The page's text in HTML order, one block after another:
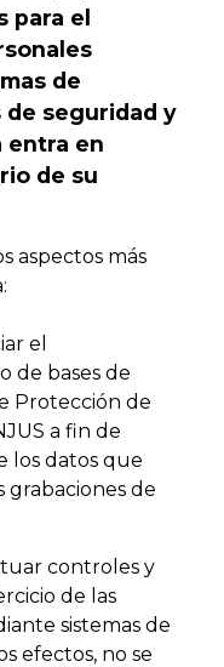
para el
de
seguridad y
entra en
de su
aspectos más
el
de bases de
Protección de
a fin de
los datos que
grabaciones de
controles y
de las
sistemas de
efectos, no se